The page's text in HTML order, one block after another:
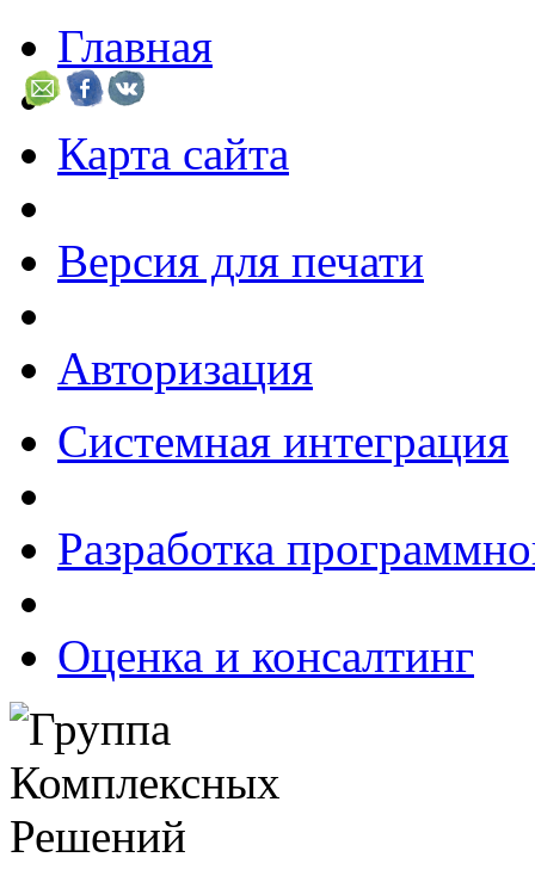
Главная
Карта сайта
Версия для печати
Авторизация
Системная интеграция
Разработка
Оценка и консалтинг